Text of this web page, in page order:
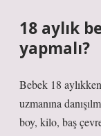
18 aylık
yapmalı?
Bebek 18
uzmanına
boy, kilo, baş